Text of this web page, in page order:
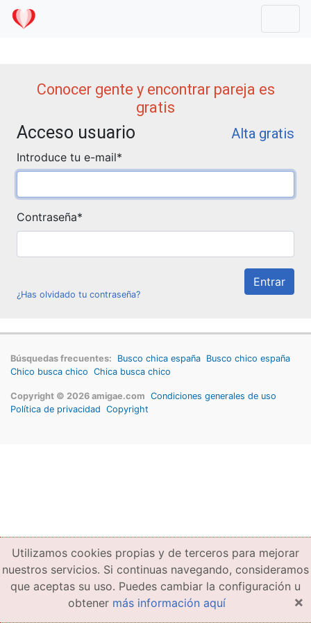
Conocer gente y encontrar pareja es
gratis
Acceso usuario Alta gratis
Introduce tu e-mail*
Contraseña*
¿Has olvidado tu contraseña?
Búsquedas frecuentes: Busco chica españa Busco chico españa
Chico busca chico Chica busca chico
Copyright © 2026 amigae.com Condiciones generales de uso
Política de privacidad Copyright
Utilizamos cookies propias y de terceros para mejorar
nuestros servicios. Si continuas navegando, consideramos
que aceptas su uso. Puedes cambiar la configuración u
obtener más información aquí ×